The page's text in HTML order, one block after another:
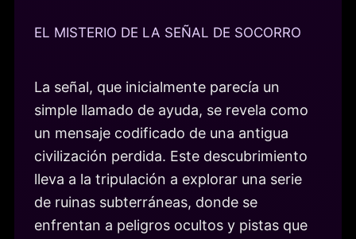
EL MISTERIO DE LA SEÑAL DE SOCORRO
La señal, que inicialmente parecía un
simple llamado de ayuda, se revela como
un mensaje codificado de una antigua
civilización perdida. Este descubrimiento
lleva a la tripulación a explorar una serie
de ruinas subterráneas, donde se
enfrentan a peligros ocultos y pistas que